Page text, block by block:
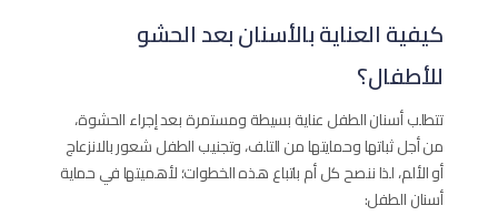
كيفية العناية بالأسنان بعد الحشو
للأطفال؟
تتطلب أسنان الطفل عناية بسيطة ومستمرة بعد إجراء الحشوة،
من أجل ثباتها وحمايتها من التلف، وتجنيب الطفل شعور بالانزعاج
أو الألم، لذا ننصح كل أم باتباع هذه الخطوات؛ لأهميتها في حماية
أسنان الطفل: